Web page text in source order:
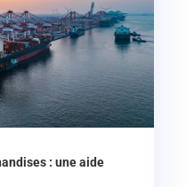
: une aide